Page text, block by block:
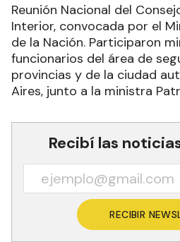
Reunión Nacional del
Interior, convocada por el
de la Nación. Participaron
funcionarios del área de
provincias y de la ciudad
Aires, junto a la ministra
Recibí las
RECIBIR